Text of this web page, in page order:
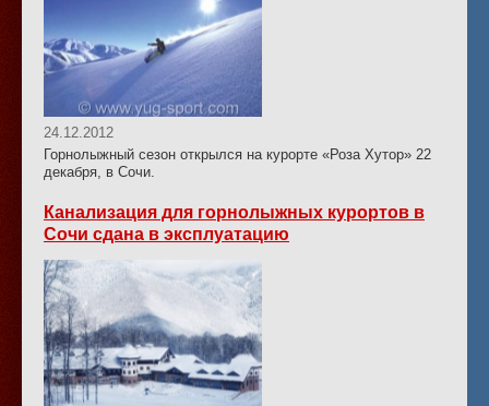
24.12.2012
Горнолыжный сезон открылся на курорте «Роза Хутор» 22
декабря, в Сочи.
Канализация для горнолыжных курортов в
Сочи сдана в эксплуатацию